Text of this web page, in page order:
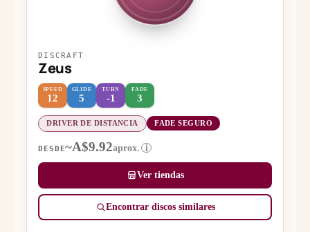
DISCRAFT
Zeus
SPEED
12
GLIDE
5
TURN
-1
FADE
3
DRIVER DE DISTANCIA FADE SEGURO
DESDE~A$9.92aprox. i
Ver tiendas
Encontrar discos similares